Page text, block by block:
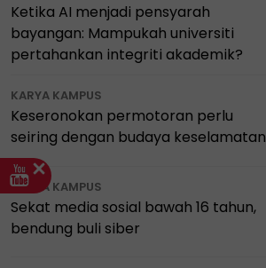
Ketika AI menjadi pensyarah
bayangan: Mampukah universiti
pertahankan integriti akademik?
KARYA KAMPUS
Keseronokan permotoran perlu
seiring dengan budaya keselamatan
KARYA KAMPUS
Sekat media sosial bawah 16 tahun,
bendung buli siber